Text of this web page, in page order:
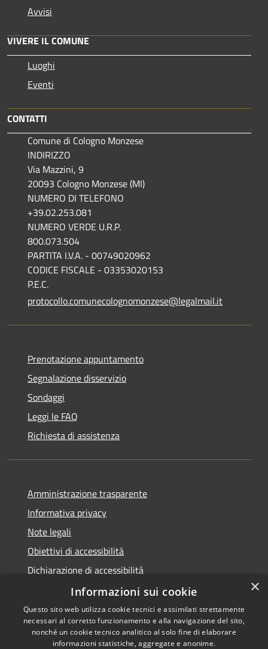
Avvisi
VIVERE IL COMUNE
Luoghi
Eventi
CONTATTI
Comune di Cologno Monzese
INDIRIZZO
Via Mazzini, 9
20093 Cologno Monzese (MI)
NUMERO DI TELEFONO
+39.02.253.081
NUMERO VERDE U.R.P.
800.073.504
PARTITA I.V.A. - 00749020962
CODICE FISCALE - 03353020153
P.E.C.
protocollo.comunecolognomonzese@legalmail.it
Prenotazione appuntamento
Segnalazione disservizio
Sondaggi
Leggi le FAQ
Richiesta di assistenza
Amministrazione trasparente
Informativa privacy
Note legali
Obiettivi di accessibilità
Dichiarazione di accessibilità
Open Data
×
Informazioni sui cookie
Questo sito web utilizza cookie tecnici e assimilati strettamente
necessari al corretto funzionamento e alla navigazione del sito,
nonché un cookie tecnico analitico al solo fine di elaborare
informazioni statistiche, aggregate e anonime.